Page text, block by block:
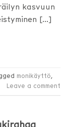
kasvuun
[…]
monikäyttö,
Leave a comment